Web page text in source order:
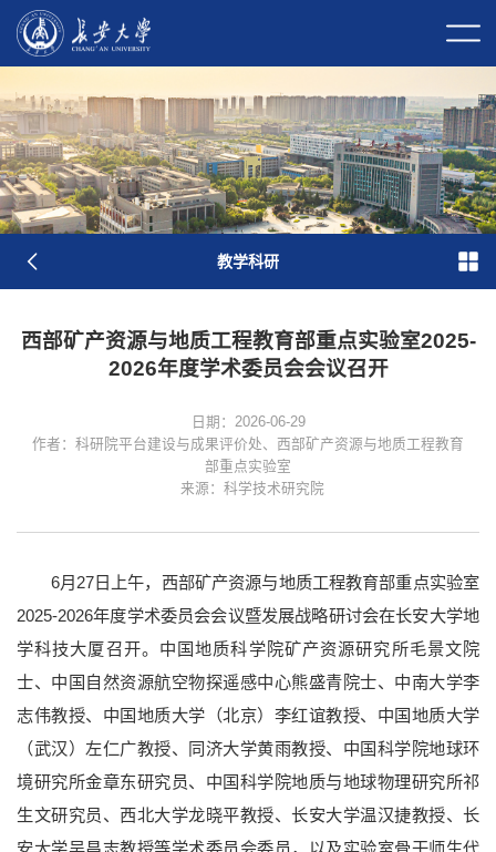
教学科研
西部矿产资源与地质工程教育部重点实验室2025-
2026年度学术委员会会议召开
日期：2026-06-29
作者：科研院平台建设与成果评价处、西部矿产资源与地质工程教育
部重点实验室
来源：科学技术研究院
6月27日上午，西部矿产资源与地质工程教育部重点实验室
2025-2026年度学术委员会会议暨发展战略研讨会在长安大学地
学科技大厦召开。中国地质科学院矿产资源研究所毛景文院
士、中国自然资源航空物探遥感中心熊盛青院士、中南大学李
志伟教授、中国地质大学（北京）李红谊教授、中国地质大学
（武汉）左仁广教授、同济大学黄雨教授、中国科学院地球环
境研究所金章东研究员、中国科学院地质与地球物理研究所祁
生文研究员、西北大学龙晓平教授、长安大学温汉捷教授、 长
图